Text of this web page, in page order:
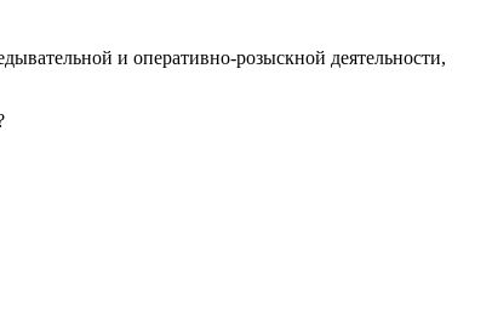
и оперативно-розыскной деятельности,